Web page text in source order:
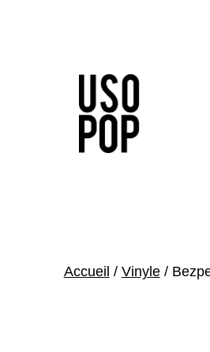
Accueil / Vinyle/